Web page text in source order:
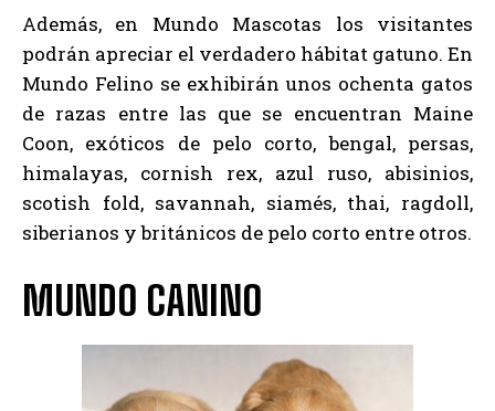
Además, en Mundo Mascotas los visitantes
podrán apreciar el verdadero hábitat gatuno. En
Mundo Felino se exhibirán unos ochenta gatos
de razas entre las que se encuentran Maine
Coon, exóticos de pelo corto, bengal, persas,
himalayas, cornish rex, azul ruso, abisinios,
scotish fold, savannah, siamés, thai, ragdoll,
siberianos y británicos de pelo corto entre otros.
MUNDO CANINO